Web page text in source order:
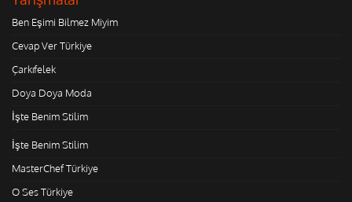
Ben Eşimi Bilmez Miyim
Cevap Ver Türkiye
Çarkıfelek
Doya Doya Moda
İşte Benim Stilim
İşte Benim Stilim
MasterChef Türkiye
O Ses Türkiye